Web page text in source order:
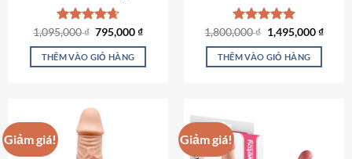
Được xếp
hạng4.65
5 sao
1,095,000₫ Giá
là:
1,095,000 ₫.
795,000₫Giá
tại
THÊM VÀO GIỎ HÀNG
Được xếp
hạng4.89
5 sao
1,800,000₫ Giá
gốc
là:
1,800,000 ₫.
1,495,000₫Giá
THÊM VÀO GIỎ HÀNG
Giảm giá! Giảm giá!